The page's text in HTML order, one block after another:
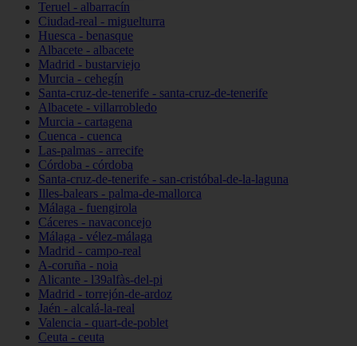
Teruel - albarracín
Ciudad-real - miguelturra
Huesca - benasque
Albacete - albacete
Madrid - bustarviejo
Murcia - cehegín
Santa-cruz-de-tenerife - santa-cruz-de-tenerife
Albacete - villarrobledo
Murcia - cartagena
Cuenca - cuenca
Las-palmas - arrecife
Córdoba - córdoba
Santa-cruz-de-tenerife - san-cristóbal-de-la-laguna
Illes-balears - palma-de-mallorca
Málaga - fuengirola
Cáceres - navaconcejo
Málaga - vélez-málaga
Madrid - campo-real
A-coruña - noia
Alicante - l39alfàs-del-pi
Madrid - torrejón-de-ardoz
Jaén - alcalá-la-real
Valencia - quart-de-poblet
Ceuta - ceuta